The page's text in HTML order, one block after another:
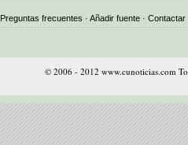
Preguntas frecuentes · Añadir fuente · Contactar
© 2006 - 2012 www.cunoticias.com